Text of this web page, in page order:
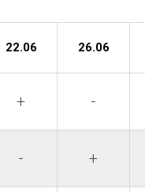
22.06 26.06
+ -
- +